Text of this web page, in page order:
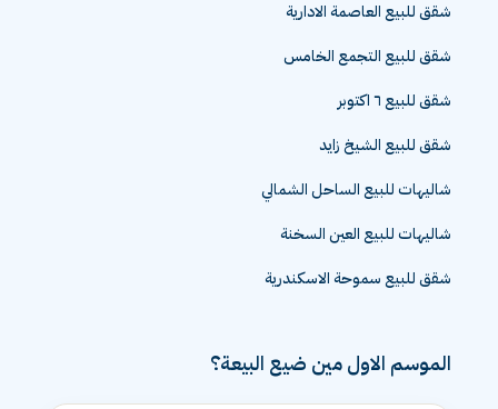
شقق للبيع العاصمة الادارية
شقق للبيع التجمع الخامس
شقق للبيع ٦ اكتوبر
شقق للبيع الشيخ زايد
شاليهات للبيع الساحل الشمالي
شاليهات للبيع العين السخنة
شقق للبيع سموحة الاسكندرية
الموسم الاول مين ضيع البيعة؟